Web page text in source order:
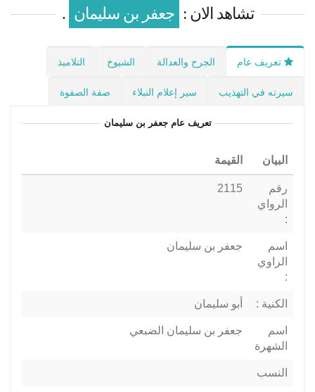
تشاهد الان : جعفر بن سليمان .
تعريف عام الجرح والعدالة الشيوخ التلاميذ
سيرته في التهذيب سير إعلام النبلاء صفة الصفوة
تعريف عامجعفر بن سليمان
البيان القيمة
رقم
الرواي
:
2115
اسم
الراوي
:
جعفر بن سليمان
الكنية : أبو سليمان
اسم
الشهرة
جعفر بن سليمان الضبعي
النسب